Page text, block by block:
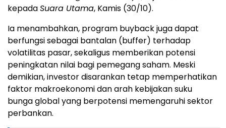
kepadaSuara Utama, Kamis (30/10).
Ia menambahkan, program buyback juga dapat
berfungsi sebagai bantalan (buffer) terhadap
volatilitas pasar, sekaligus memberikan potensi
peningkatan nilai bagi pemegang saham. Meski
demikian, investor disarankan tetap memperhatikan
faktor makroekonomi dan arah kebijakan suku
bunga global yang berpotensi memengaruhi sektor
perbankan.